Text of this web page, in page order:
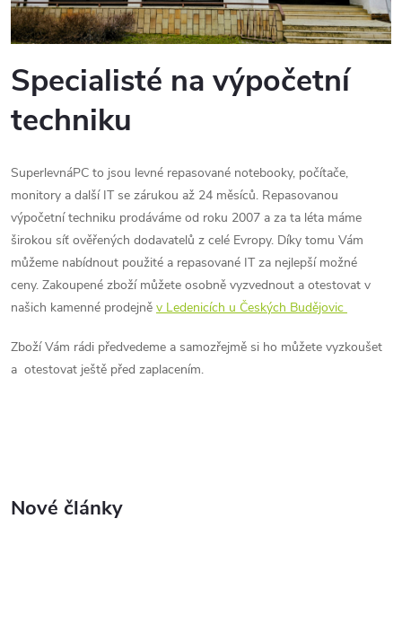
Specialisté na výpočetní
techniku
SuperlevnáPC to jsou levné repasované notebooky, počítače,
monitory a další IT se zárukou až 24 měsíců. Repasovanou
výpočetní techniku prodáváme od roku 2007 a za ta léta máme
širokou síť ověřených dodavatelů z celé Evropy. Díky tomu Vám
můžeme nabídnout použité a repasované IT za nejlepší možné
ceny. Zakoupené zboží můžete osobně vyzvednout a otestovat v
našich kamenné prodejně v Ledenicích u Českých Budějovic
Zboží Vám rádi předvedeme a samozřejmě si ho můžete vyzkoušet
a otestovat ještě před zaplacením.
Nové články